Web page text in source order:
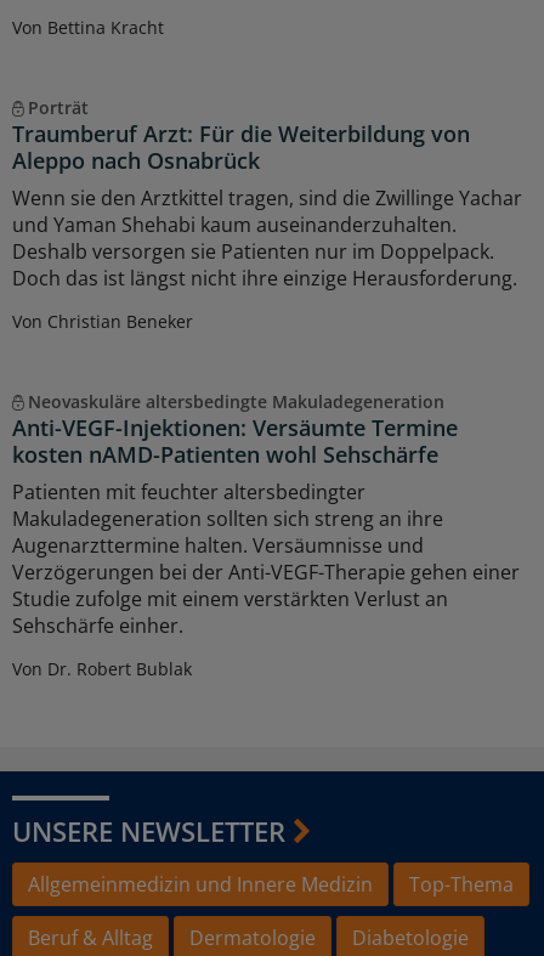
Von Bettina Kracht
Porträt
Traumberuf Arzt: Für die Weiterbildung von
Aleppo nach Osnabrück
Wenn sie den Arztkittel tragen, sind die Zwillinge Yachar
und Yaman Shehabi kaum auseinanderzuhalten.
Deshalb versorgen sie Patienten nur im Doppelpack.
Doch das ist längst nicht ihre einzige Herausforderung.
Von Christian Beneker
Neovaskuläre altersbedingte Makuladegeneration
Anti-VEGF-Injektionen: Versäumte Termine
kosten nAMD-Patienten wohl Sehschärfe
Patienten mit feuchter altersbedingter
Makuladegeneration sollten sich streng an ihre
Augenarzttermine halten. Versäumnisse und
Verzögerungen bei der Anti-VEGF-Therapie gehen einer
Studie zufolge mit einem verstärkten Verlust an
Sehschärfe einher.
Von Dr. Robert Bublak
UNSERE NEWSLETTER
Allgemeinmedizin und Innere Medizin
Top-Thema
Beruf & Alltag
Dermatologie Diabetologie